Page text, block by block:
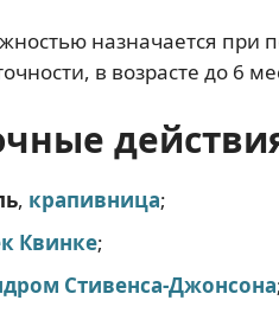
назначается при
в возрасте до 6
, крапивница;
Квинке;
Стивенса-Джонсона